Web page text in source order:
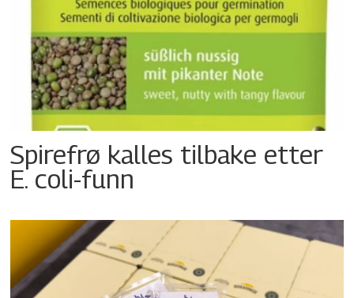
Spirefrø kalles tilbake etter
E. coli-funn